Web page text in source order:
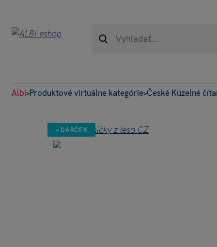
Albi>Produktové virtuálne kategórie>České Kúzelné
+ DARČEK